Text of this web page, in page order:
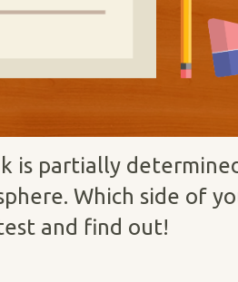
is partially
Which side of
and find out!